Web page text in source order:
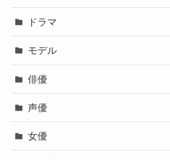
ドラマ
モデル
俳優
声優
女優